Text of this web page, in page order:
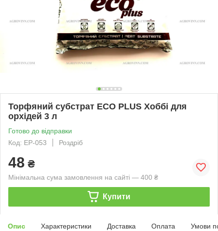
Торфяний субстрат ECO PLUS Хоббі для
орхідей 3 л
Готово до відправки
Код: EP-053
Роздріб
48 ₴
Мінімальна сума замовлення на сайті — 400 ₴
Купити
Опис Характеристики Доставка Оплата Умови